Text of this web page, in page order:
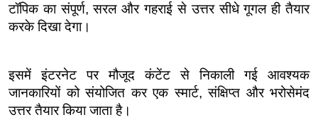
टॉपिक का संपूर्ण, सरल और गहराई से उत्तर सीधे गूगल ही तैयार
करके दिखा देगा।
इसमें इंटरनेट पर मौजूद कंटेंट से निकाली गई आवश्यक
जानकारियों को संयोजित कर एक स्मार्ट, संक्षिप्त और भरोसेमंद
उत्तर तैयार किया जाता है।